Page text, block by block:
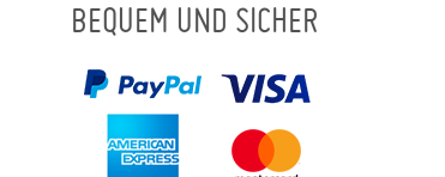
BEQUEM UND SICHER